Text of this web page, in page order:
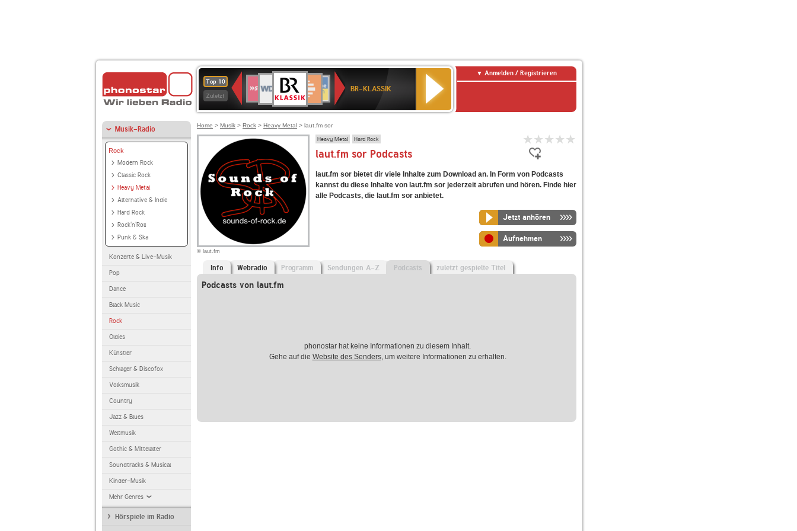
Top 10
Zuletzt
Deutschlandfunk
80er
90er
OLDIE
ANTENNE
4
BR-
KLASSIK
Deutschlandfunk
Kultur
ANTENNE
BAYERN
SWR
Kultur
NDR
2
BR-KLASSIK
Anmelden / Registrieren
Musik-Radio
Rock
Modern Rock
Classic Rock
Heavy Metal
Alternative & Indie
Hard Rock
Rock'n'Roll
Punk & Ska
Konzerte & Live-Musik
Pop
Dance
Black Music
Rock
Oldies
Künstler
Schlager & Discofox
Volksmusik
Country
Jazz & Blues
Weltmusik
Gothic & Mittelalter
Soundtracks & Musical
Kinder-Musik
Mehr Genres
Hörspiele im Radio
Home > Musik > Rock > Heavy Metal > laut.fm sor
© laut.fm
Heavy Metal Hard Rock
laut.fm sor Podcasts
laut.fm sor bietet dir viele Inhalte zum Download an. In Form von Podcasts
kannst du diese Inhalte von laut.fm sor jederzeit abrufen und hören. Finde hier
alle Podcasts, die laut.fm sor anbietet.
Jetzt anhören
Aufnehmen
Info Webradio Programm Sendungen A-Z Podcasts zuletzt gespielte Titel
Podcasts von laut.fm
phonostar hat keine Informationen zu diesem Inhalt.
Gehe auf die Website des Senders, um weitere Informationen zu erhalten.